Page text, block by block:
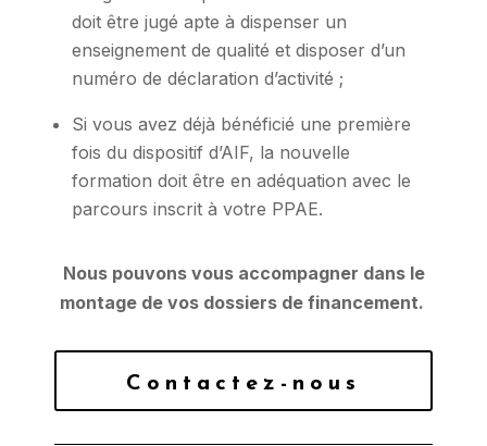
doit être jugé apte à dispenser un
enseignement de qualité et disposer d’un
numéro de déclaration d’activité ;
Si vous avez déjà bénéficié une première
fois du dispositif d’AIF, la nouvelle
formation doit être en adéquation avec le
parcours inscrit à votre PPAE.
Nous pouvons vous accompagner dans le
montage de vos dossiers de financement.
Contactez-nous